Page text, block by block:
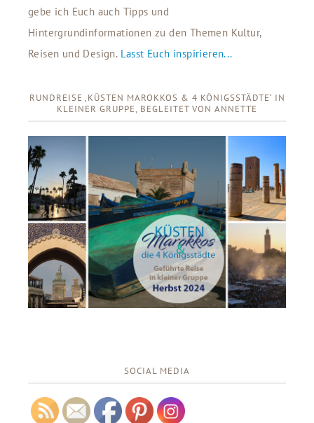
gebe ich Euch auch Tipps und
Hintergrundinformationen zu den Themen Kultur,
Reisen und Design. Lasst Euch inspirieren...
RUNDREISE ‚KÜSTEN MAROKKOS & 4 KÖNIGSSTÄDTE‘ IN
KLEINER GRUPPE, BEGLEITET VON ANNETTE
SOCIAL MEDIA